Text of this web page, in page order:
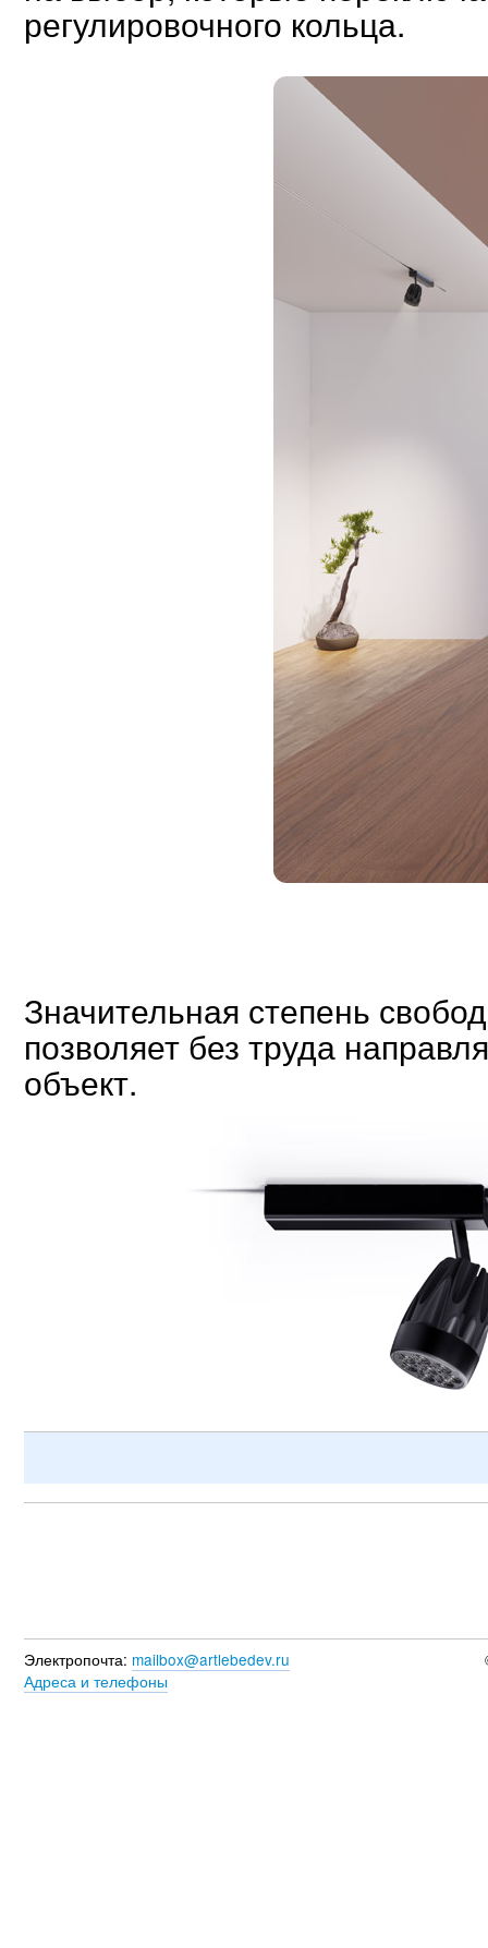
регулировочного кольца.
Значительная степень
позволяет без труда
объект.
Электропочта: mailbox@artlebedev.ru
Адреса и телефоны